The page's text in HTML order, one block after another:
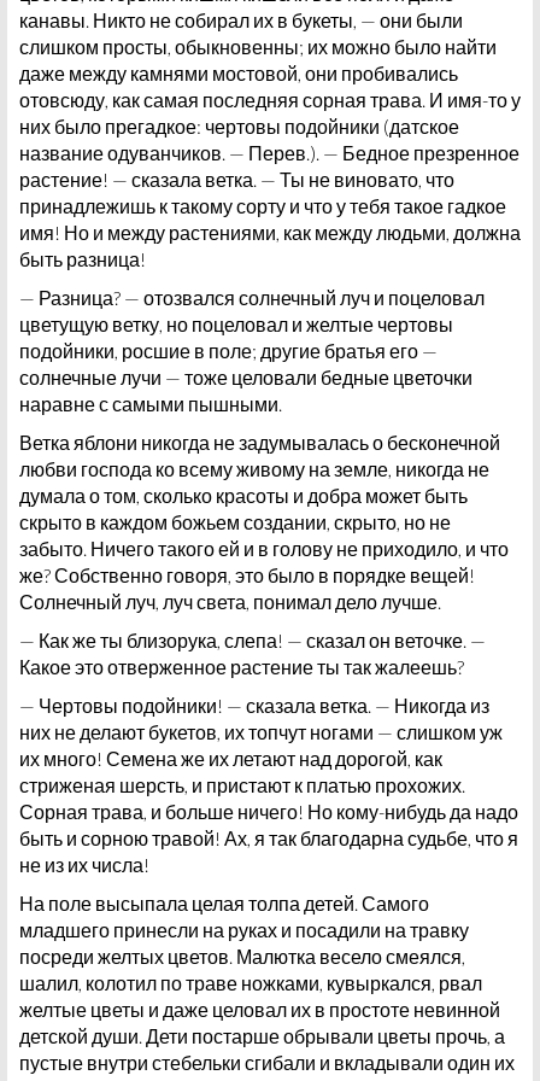
канавы. Никто не собирал их в букеты, — они были
слишком просты, обыкновенны; их можно было найти
даже между камнями мостовой, они пробивались
отовсюду, как самая последняя сорная трава. И имя-то у
них было прегадкое: чертовы подойники (датское
название одуванчиков. — Перев.). — Бедное презренное
растение! — сказала ветка. — Ты не виновато, что
принадлежишь к такому сорту и что у тебя такое гадкое
имя! Но и между растениями, как между людьми, должна
быть разница!
— Разница? — отозвался солнечный луч и поцеловал
цветущую ветку, но поцеловал и желтые чертовы
подойники, росшие в поле; другие братья его —
солнечные лучи — тоже целовали бедные цветочки
наравне с самыми пышными.
Ветка яблони никогда не задумывалась о бесконечной
любви господа ко всему живому на земле, никогда не
думала о том, сколько красоты и добра может быть
скрыто в каждом божьем создании, скрыто, но не
забыто. Ничего такого ей и в голову не приходило, и что
же? Собственно говоря, это было в порядке вещей!
Солнечный луч, луч света, понимал дело лучше.
— Как же ты близорука, слепа! — сказал он веточке. —
Какое это отверженное растение ты так жалеешь?
— Чертовы подойники! — сказала ветка. — Никогда из
них не делают букетов, их топчут ногами — слишком уж
их много! Семена же их летают над дорогой, как
стриженая шерсть, и пристают к платью прохожих.
Сорная трава, и больше ничего! Но кому-нибудь да надо
быть и сорною травой! Ах, я так благодарна судьбе, что я
не из их числа!
На поле высыпала целая толпа детей. Самого
младшего принесли на руках и посадили на травку
посреди желтых цветов. Малютка весело смеялся,
шалил, колотил по траве ножками, кувыркался, рвал
желтые цветы и даже целовал их в простоте невинной
детской души. Дети постарше обрывали цветы прочь, а
пустые внутри стебельки сгибали и вкладывали один их